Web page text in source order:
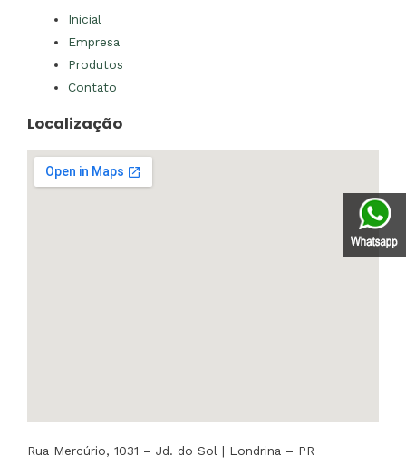
Inicial
Empresa
Produtos
Contato
Localização
Rua Mercúrio, 1031 – Jd. do Sol | Londrina – PR